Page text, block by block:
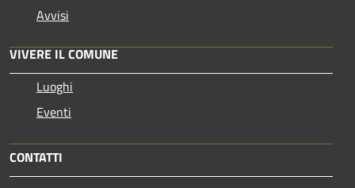
Avvisi
VIVERE IL COMUNE
Luoghi
Eventi
CONTATTI